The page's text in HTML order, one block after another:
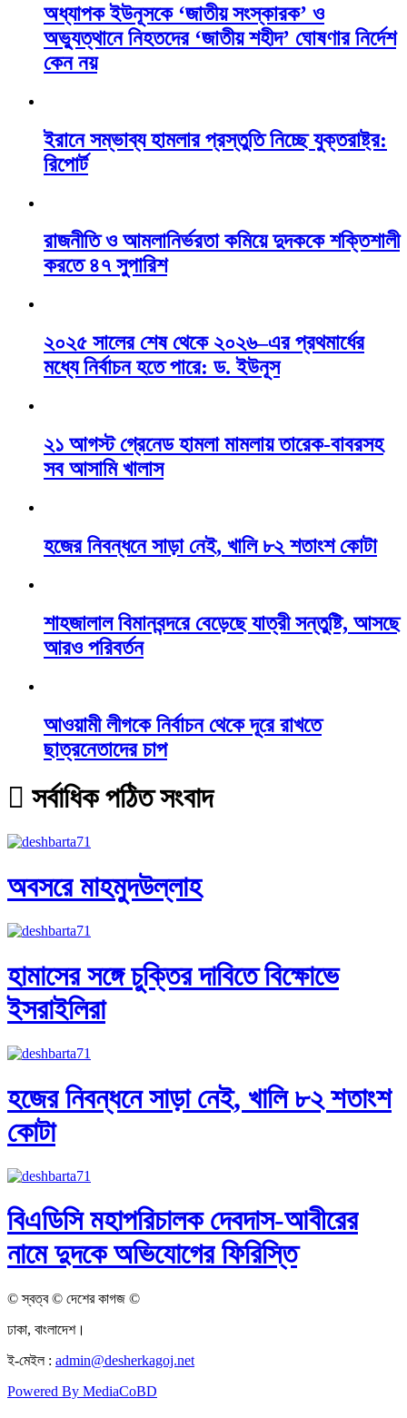
অধ্যাপক ইউনূসকে ‘জাতীয় সংস্কারক’ ও
অভ্যুত্থানে নিহতদের ‘জাতীয় শহীদ’ ঘোষণার নির্দেশ
কেন নয়
ইরানে সম্ভাব্য হামলার প্রস্তুতি নিচ্ছে যুক্তরাষ্ট্র:
রিপোর্ট
রাজনীতি ও আমলানির্ভরতা কমিয়ে দুদককে শক্তিশালী
করতে ৪৭ সুপারিশ
২০২৫ সালের শেষ থেকে ২০২৬–এর প্রথমার্ধের
মধ্যে নির্বাচন হতে পারে: ড. ইউনূস
২১ আগস্ট গ্রেনেড হামলা মামলায় তারেক-বাবরসহ
সব আসামি খালাস
হজের নিবন্ধনে সাড়া নেই, খালি ৮২ শতাংশ কোটা
শাহজালাল বিমানবন্দরে বেড়েছে যাত্রী সন্তুষ্টি, আসছে
আরও পরিবর্তন
আওয়ামী লীগকে নির্বাচন থেকে দূরে রাখতে
ছাত্রনেতাদের চাপ
সর্বাধিক পঠিত সংবাদ
অবসরে মাহমুদউল্লাহ
হামাসের সঙ্গে চুক্তির দাবিতে বিক্ষোভে
ইসরাইলিরা
হজের নিবন্ধনে সাড়া নেই, খালি ৮২ শতাংশ
কোটা
বিএডিসি মহাপরিচালক দেবদাস-আবীরের
নামে দুদকে অভিযোগের ফিরিস্তি
© স্বত্ব © দেশের কাগজ ©
ঢাকা, বাংলাদেশ।
ই-মেইল : admin@desherkagoj.net
Powered By MediaCoBD